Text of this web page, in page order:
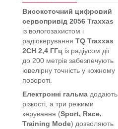
Високоточний цифровий
сервопривід 2056 Traxxas
із вологозахистом і
радіокерування TQ Traxxas
2CH 2,4 ГГціз радіусом дії
до 200 метрів забезпечують
ювелірну точність у кожному
повороті.
Електронні гальмадодають
різкості, а три режими
керування (Sport, Race,
Training Mode) дозволяють